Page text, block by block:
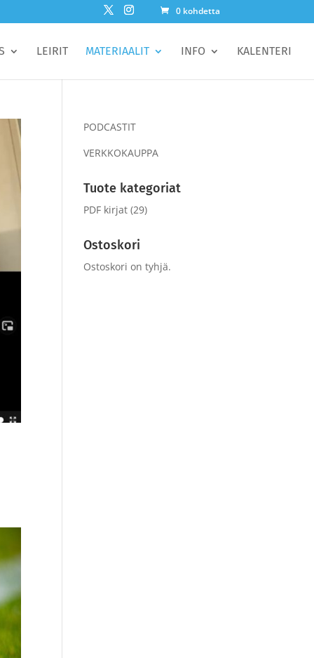
0 kohdetta
LEIRIT MATERIAALIT INFO KALENTERI
PODCASTIT
VERKKOKAUPPA
Tuote kategoriat
PDF kirjat (29)
Ostoskori
Ostoskori on tyhjä.